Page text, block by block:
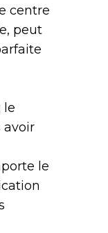
centre
peut
le
avoir
le